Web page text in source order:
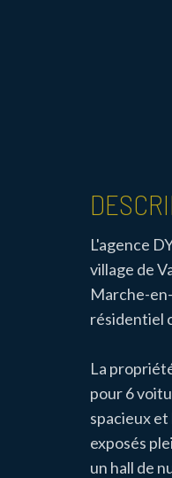
L'agence
village de
Marche-
résidentiel
La
pour 6
spacieux
exposés
un hall de